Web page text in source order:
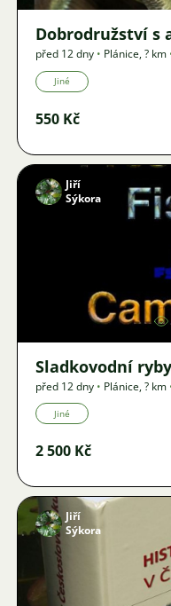
Dobrodružství s
před 12 dny • Plánice,? km
Jiné
550 Kč
Jiří
Sýkora
Sladkovodní
před 12 dny • Plánice,? km
Jiné
2 500 Kč
Jiří
Sýkora